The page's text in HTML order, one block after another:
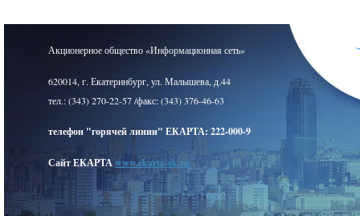
Акционерное общество «Информационная сеть»
620014, г. Екатеринбург, ул. Малышева, д.44
тел.: (343) 270-22-57 /факс: (343) 376-46-63
телефон "горячей линии" ЕКАРТА: 222-000-9
Сайт ЕКАРТАwww.ekarta-ek.ru